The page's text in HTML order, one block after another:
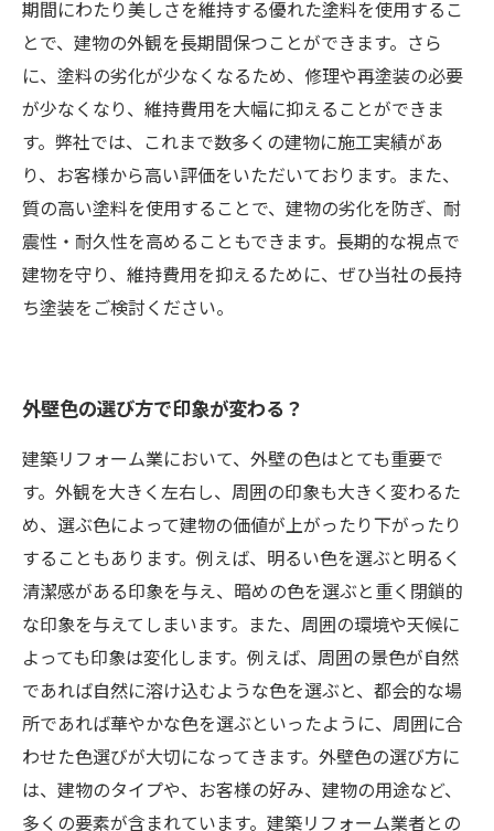
期間にわたり美しさを維持する優れた塗料を使用するこ
とで、建物の外観を長期間保つことができます。さら
に、塗料の劣化が少なくなるため、修理や再塗装の必要
が少なくなり、維持費用を大幅に抑えることができま
す。弊社では、これまで数多くの建物に施工実績があ
り、お客様から高い評価をいただいております。また、
質の高い塗料を使用することで、建物の劣化を防ぎ、耐
震性・耐久性を高めることもできます。長期的な視点で
建物を守り、維持費用を抑えるために、ぜひ当社の長持
ち塗装をご検討ください。
外壁色の選び方で印象が変わる？
建築リフォーム業において、外壁の色はとても重要で
す。外観を大きく左右し、周囲の印象も大きく変わるた
め、選ぶ色によって建物の価値が上がったり下がったり
することもあります。例えば、明るい色を選ぶと明るく
清潔感がある印象を与え、暗めの色を選ぶと重く閉鎖的
な印象を与えてしまいます。また、周囲の環境や天候に
よっても印象は変化します。例えば、周囲の景色が自然
であれば自然に溶け込むような色を選ぶと、都会的な場
所であれば華やかな色を選ぶといったように、周囲に合
わせた色選びが大切になってきます。外壁色の選び方に
は、建物のタイプや、お客様の好み、建物の用途など、
多くの要素が含まれています。建築リフォーム業者との